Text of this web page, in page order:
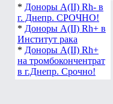
* Доноры А(ІІ) Rh- в
г. Днепр. СРОЧНО!
*Доноры А(ІІ) Rh+ в
Институт рака
*Доноры А(ІІ) Rh+
на тромбокончентрат